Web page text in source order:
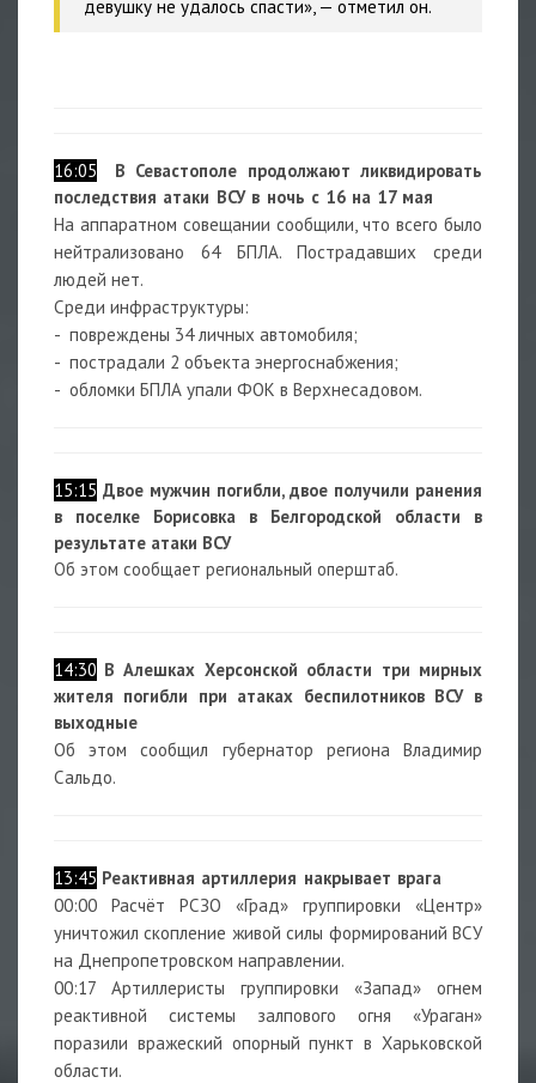
девушку не удалось спасти», — отметил он.
16:05
В Севастополе продолжают ликвидировать
последствия атаки ВСУ в ночь с 16 на 17 мая
На аппаратном совещании сообщили, что всего было
нейтрализовано 64 БПЛА. Пострадавших среди
людей нет.
Среди инфраструктуры:
- повреждены 34 личных автомобиля;
- пострадали 2 объекта энергоснабжения;
- обломки БПЛА упали ФОК в Верхнесадовом.
15:15 Двое мужчин погибли, двое получили ранения
в поселке Борисовка в Белгородской области в
результате атаки ВСУ
Об этом сообщает региональный оперштаб.
14:30 В Алешках Херсонской области три мирных
жителя погибли при атаках беспилотников ВСУ в
выходные
Об этом сообщил губернатор региона Владимир
Сальдо.
13:45 Реактивная артиллерия накрывает врага
00:00 Расчёт РСЗО «Град» группировки «Центр»
уничтожил скопление живой силы формирований ВСУ
на Днепропетровском направлении.
00:17 Артиллеристы группировки «Запад» огнем
реактивной системы залпового огня «Ураган»
поразили вражеский опорный пункт в Харьковской
области.